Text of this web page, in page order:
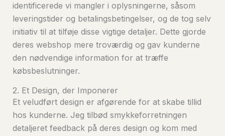
identificerede vi mangler i oplysningerne, såsom
leveringstider og betalingsbetingelser, og de tog selv
initiativ til at tilføje disse vigtige detaljer. Dette gjorde
deres webshop mere troværdig og gav kunderne
den nødvendige information for at træffe
købsbeslutninger.
2. Et Design, der Imponerer
Et veludført design er afgørende for at skabe tillid
hos kunderne. Jeg tilbød smykkeforretningen
detaljeret feedback på deres design og kom med